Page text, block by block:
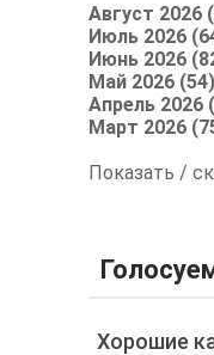
Август 2026
Июль 2026
Июнь 2026
Май 2026 (54)
Апрель 2026
Март 2026
Показать /
Хорошие